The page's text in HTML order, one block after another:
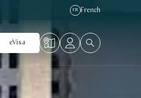
FR French
eVisa